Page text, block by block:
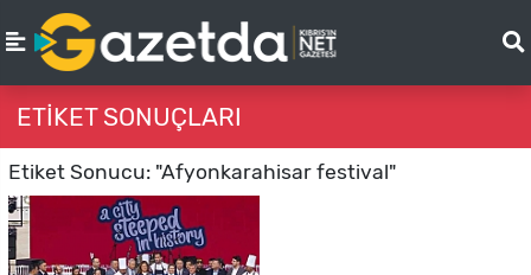
ETIKET SONUÇLARI
Etiket Sonucu: "Afyonkarahisar festival"